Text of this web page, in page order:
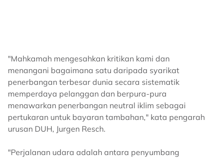
"Mahkamah mengesahkan kritikan kami dan
menangani bagaimana satu daripada syarikat
penerbangan terbesar dunia secara sistematik
memperdaya pelanggan dan berpura-pura
menawarkan penerbangan neutral iklim sebagai
pertukaran untuk bayaran tambahan," kata pengarah
urusan DUH, Jurgen Resch.
"Perjalanan udara adalah antara penyumbang